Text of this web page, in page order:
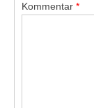
Kommentar *